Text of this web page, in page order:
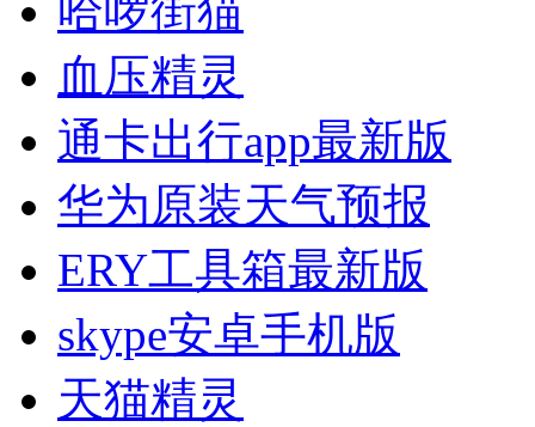
哈啰街猫
血压精灵
通卡出行app最新版
华为原装天气预报
ERY工具箱最新版
skype安卓手机版
天猫精灵